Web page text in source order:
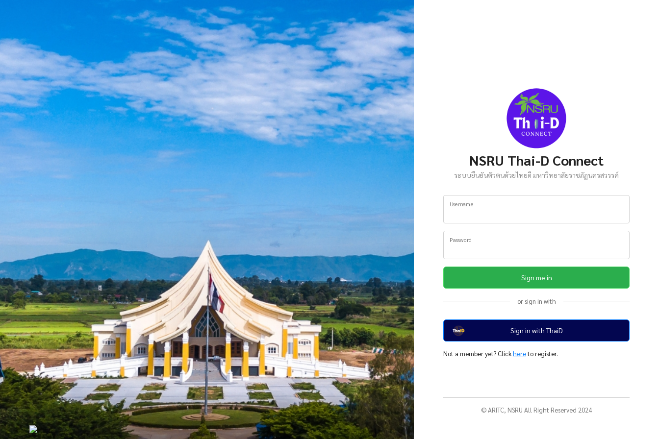
NSRU Thai-D Connect
ระบบยืนยันตัวตนด้วยไทยดี มหาวิทยาลัยราชภัฏนครสวรรค์
Username
Password
Sign me in
or sign in with
Sign in with ThaiD
Not a member yet? Clickhereto register.
© ARITC, NSRU All Right Reserved 2024